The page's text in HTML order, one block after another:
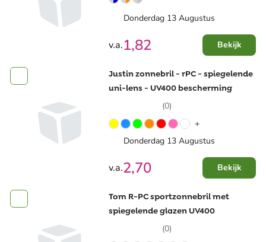
Donderdag 13 Augustus
v.a.1,82 Bekijk
Justin zonnebril - rPC - spiegelende
uni-lens - UV400 bescherming
(0)
+
Donderdag 13 Augustus
v.a.2,70 Bekijk
Tom R-PC sportzonnebril met
spiegelende glazen UV400
(0)